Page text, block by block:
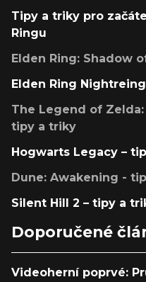
Tipy a triky pro
Ringu
Elden Ring: Shadow
Elden Ring
The Legend of
tipy a triky
Hogwarts Legacy –
Dune: Awakening -
Silent Hill 2 – tipy a
Doporučené
Videoherní poprvé: